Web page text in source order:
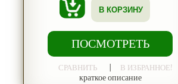
В КОРЗИНУ
ПОСМОТРЕТЬ
СРАВНИТЬ В ИЗБРАННОЕ!
краткое описание